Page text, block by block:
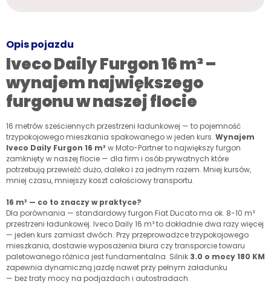
Opis pojazdu
Iveco Daily Furgon 16 m³ –
wynajem największego
furgonu w naszej flocie
16 metrów sześciennych przestrzeni ładunkowej — to pojemność
trzypokojowego mieszkania spakowanego w jeden kurs. Wynajem
Iveco Daily Furgon 16 m³ w Moto-Partner to największy furgon
zamknięty w naszej flocie — dla firm i osób prywatnych które
potrzebują przewieźć dużo, daleko i za jednym razem. Mniej kursów,
mniej czasu, mniejszy koszt całościowy transportu.
16 m³ — co to znaczy w praktyce?
Dla porównania — standardowy furgon Fiat Ducato ma ok. 8-10 m³
przestrzeni ładunkowej. Iveco Daily 16 m³ to dokładnie dwa razy więcej
— jeden kurs zamiast dwóch. Przy przeprowadzce trzypokojowego
mieszkania, dostawie wyposażenia biura czy transporcie towaru
paletowanego różnica jest fundamentalna. Silnik 3.0 o mocy 180 KM
zapewnia dynamiczną jazdę nawet przy pełnym załadunku
— bez traty mocy na podjazdach i autostradach.